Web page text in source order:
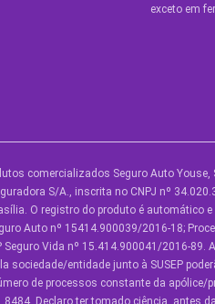
exceto em
SOBRE A
Quem
Vem Pra
Seguro
comercializados Seguro Auto Youse,
S/A., inscrita no CNPJ nº
O registro do produto é automático
Auto nº 15414.900039/2016-18;
Vida nº 15.414.900041/2016-89.
entidade junto à SUSEP
de processos constante da apólice/
Declaro ter tomado ciência, antes